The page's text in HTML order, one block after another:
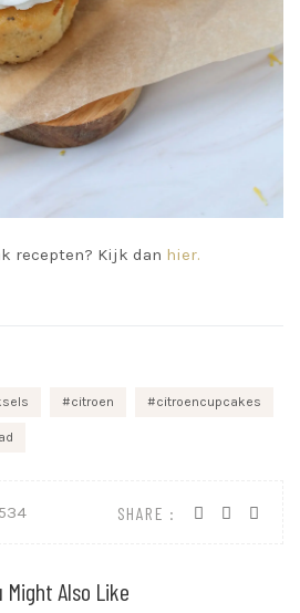
recepten? Kijk dan hier.
citroen citroencupcakes
SHARE :
534
Might Also Like